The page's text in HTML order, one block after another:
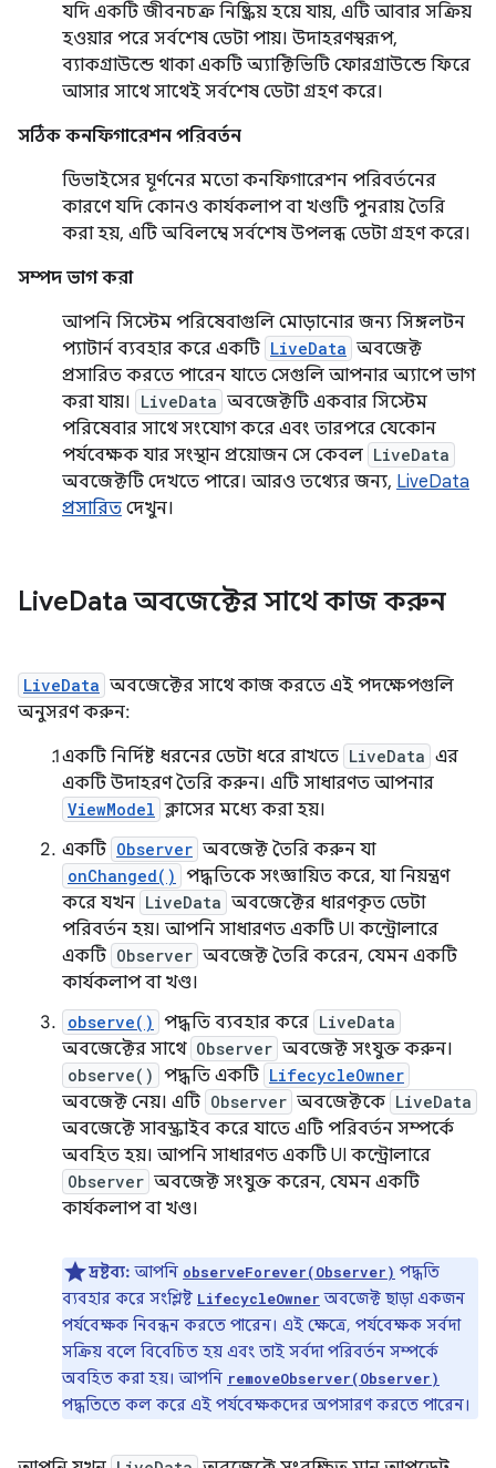
যদি একটি জীবনচক্র নিষ্ক্রিয় হয়ে যায়, এটি আবার সক্রিয়
হওয়ার পরে সর্বশেষ ডেটা পায়। উদাহরণস্বরূপ,
ব্যাকগ্রাউন্ডে থাকা একটি অ্যাক্টিভিটি ফোরগ্রাউন্ডে ফিরে
আসার সাথে সাথেই সর্বশেষ ডেটা গ্রহণ করে।
সঠিক কনফিগারেশন পরিবর্তন
ডিভাইসের ঘূর্ণনের মতো কনফিগারেশন পরিবর্তনের
কারণে যদি কোনও কার্যকলাপ বা খণ্ডটি পুনরায় তৈরি
করা হয়, এটি অবিলম্বে সর্বশেষ উপলব্ধ ডেটা গ্রহণ করে।
সম্পদ ভাগ করা
আপনি সিস্টেম পরিষেবাগুলি মোড়ানোর জন্য সিঙ্গলটন
প্যাটার্ন ব্যবহার করে একটি LiveData অবজেক্ট
প্রসারিত করতে পারেন যাতে সেগুলি আপনার অ্যাপে ভাগ
করা যায়।
LiveData অবজেক্টটি একবার সিস্টেম
পরিষেবার সাথে সংযোগ করে এবং তারপরে যেকোন
পর্যবেক্ষক যার সংস্থান প্রয়োজন সে কেবল LiveData
অবজেক্টটি দেখতে পারে। আরও তথ্যের জন্য, LiveData
প্রসারিত দেখুন।
LiveData অবজেক্টের সাথে কাজ করুন
LiveData অবজেক্টের সাথে কাজ করতে এই পদক্ষেপগুলি
অনুসরণ করুন:
একটি নির্দিষ্ট ধরনের ডেটা ধরে রাখতে LiveData এর
একটি উদাহরণ তৈরি করুন। এটি সাধারণত আপনার
ViewModel ক্লাসের মধ্যে করা হয়।
একটি Observer অবজেক্ট তৈরি করুন যা
onChanged() পদ্ধতিকে সংজ্ঞায়িত করে, যা নিয়ন্ত্রণ
করে যখন LiveData অবজেক্টের ধারণকৃত ডেটা
পরিবর্তন হয়। আপনি সাধারণত একটি UI কন্ট্রোলারে
একটি Observer অবজেক্ট তৈরি করেন, যেমন একটি
কার্যকলাপ বা খণ্ড।
observe() পদ্ধতি ব্যবহার করে LiveData
অবজেক্টের সাথে Observer অবজেক্ট সংযুক্ত করুন।
observe() পদ্ধতি একটি LifecycleOwner
অবজেক্ট নেয়। এটি Observer অবজেক্টকে LiveData
অবজেক্টে সাবস্ক্রাইব করে যাতে এটি পরিবর্তন সম্পর্কে
অবহিত হয়। আপনি সাধারণত একটি UI কন্ট্রোলারে
Observer অবজেক্ট সংযুক্ত করেন, যেমন একটি
কার্যকলাপ বা খণ্ড।
দ্রষ্টব্য: আপনি observeForever(Observer) পদ্ধতি
ব্যবহার করে সংশ্লিষ্ট LifecycleOwner অবজেক্ট ছাড়া একজন
পর্যবেক্ষক নিবন্ধন করতে পারেন। এই ক্ষেত্রে, পর্যবেক্ষক সর্বদা
সক্রিয় বলে বিবেচিত হয় এবং তাই সর্বদা পরিবর্তন সম্পর্কে
অবহিত করা হয়। আপনি removeObserver(Observer)
পদ্ধতিতে কল করে এই পর্যবেক্ষকদের অপসারণ করতে পারেন।